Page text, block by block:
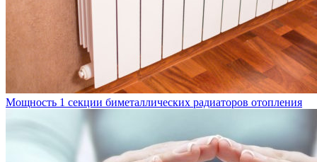
Мощность 1 секции биметаллических радиаторов отопления